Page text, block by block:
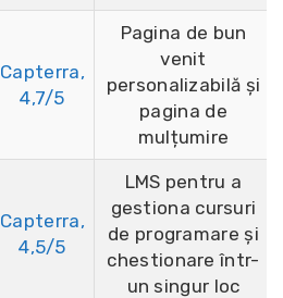
Capterra,
4,7/5
Pagina de bun
venit
personalizabilă și
pagina de
mulțumire
Capterra,
4,5/5
LMS pentru a
gestiona cursuri
de programare și
chestionare într-
un singur loc